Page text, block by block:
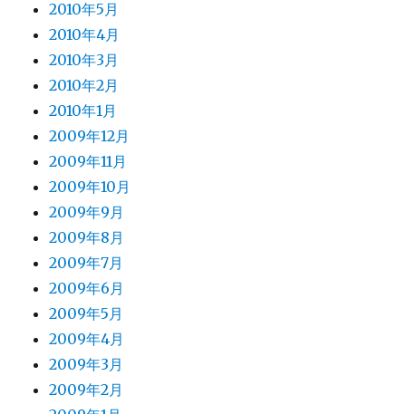
2010年5月
2010年4月
2010年3月
2010年2月
2010年1月
2009年12月
2009年11月
2009年10月
2009年9月
2009年8月
2009年7月
2009年6月
2009年5月
2009年4月
2009年3月
2009年2月